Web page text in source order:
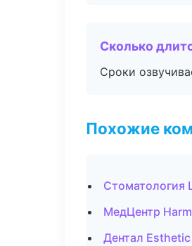
Сколько
Сроки
Похожие
Стоматология
МедЦентр
Дентал